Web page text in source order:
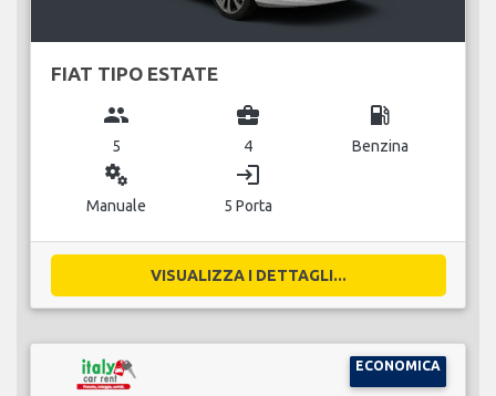
FIAT TIPO ESTATE
group
5
business_center
4
local_gas_station
Benzina
miscellaneous_services
Manuale
login
5 Porta
VISUALIZZA I DETTAGLI...
ECONOMICA